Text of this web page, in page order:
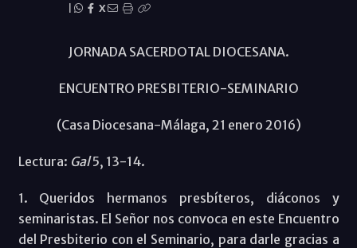
X
JORNADA SACERDOTAL DIOCESANA.
ENCUENTRO PRESBITERIO-SEMINARIO
(Casa Diocesana-Málaga, 21 enero 2016)
Lectura: Gal5, 13-14.
1. Queridos hermanos presbíteros, diáconos y
seminaristas. El Señor nos convoca en este Encuentro
del Presbiterio con el Seminario, para darle gracias a